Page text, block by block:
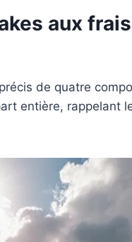
aux
de quatre
entière, rappelant